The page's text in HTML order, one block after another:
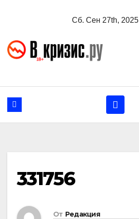
Сб. Сен 27th, 2025
331756
От Редакция